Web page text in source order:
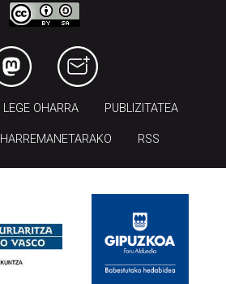
LEGE OHARRA PUBLIZITATEA
HARREMANETARAKO RSS